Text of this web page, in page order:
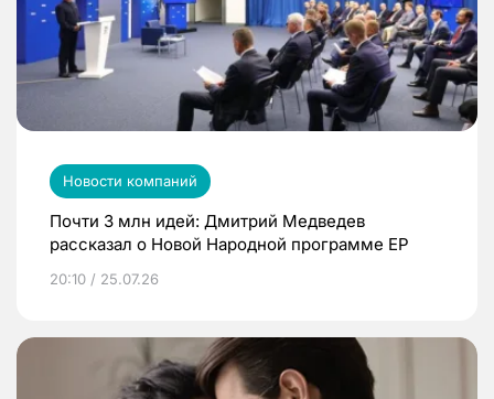
Новости компаний
Почти 3 млн идей: Дмитрий Медведев
рассказал о Новой Народной программе ЕР
20:10 / 25.07.26